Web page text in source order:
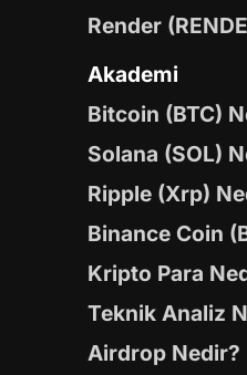
Render
Akademi
Bitcoin (BTC)
Solana (SOL)
Ripple (Xrp)
Binance Coin
Kripto Para
Teknik Analiz
Airdrop Nedir?